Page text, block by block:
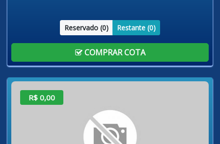
Reservado (0) Restante (0)
COMPRAR COTA
R$ 0,00